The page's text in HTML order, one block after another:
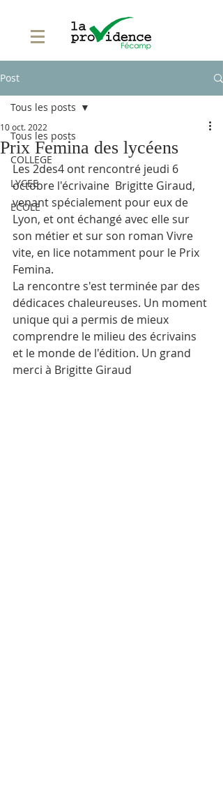
Post
Tous les posts
COLLEGE
LYCEE
ECOLE
Tous les posts
Prix Femina des lycéens
10 oct. 2022
Les 2des4 ont rencontré jeudi 6
octobre l'écrivaine  Brigitte Giraud,
venant spécialement pour eux de
Lyon, et ont échangé avec elle sur
son métier et sur son roman Vivre
vite, en lice notamment pour le Prix
Femina.
La rencontre s'est terminée par des
dédicaces chaleureuses. Un moment
unique qui a permis de mieux
comprendre le milieu des écrivains
et le monde de l'édition. Un grand
merci à Brigitte Giraud